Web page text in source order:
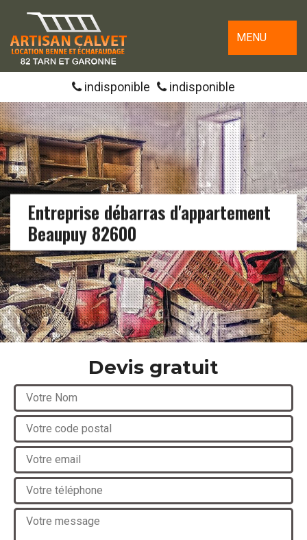
MENU
indisponible indisponible
Entreprise débarras d'appartement
Beaupuy 82600
Devis gratuit